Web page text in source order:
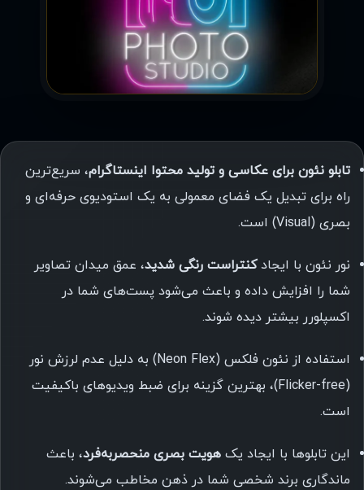
تابلو نئون برای عکاسی و تولید محتوا اینستاگرام، سریع‌ترین
راه برای تبدیل یک فضای معمولی به یک استودیوی حرفه‌ای و
بصری (Visual) است.
نور نئون با ایجادکنتراست رنگی شدید، عمق میدان تصاویر
شما را افزایش داده و باعث می‌شود پست‌های شما در
اکسپلورر بیشتر دیده شوند.
استفاده از نئون فلکس (Neon Flex) به دلیل عدم لرزش نور
(Flicker-free)، بهترین گزینه برای ضبط ویدیوهای باکیفیت
است.
این تابلوها با ایجاد یک هویت بصری منحصربه‌فرد، باعث
ماندگاری برند شخصی شما در ذهن مخاطب می‌شوند.